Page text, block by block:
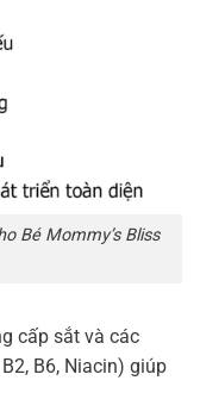
Bé Mommy’s Bliss
cấp sắt và các
B6, Niacin) giúp